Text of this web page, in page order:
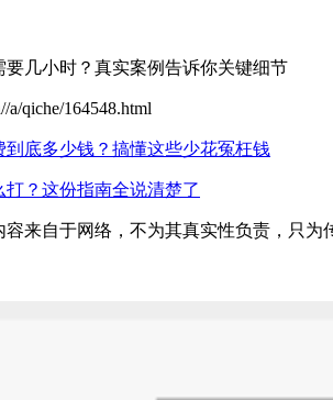
几小时？真实案例告诉你关键细节
a/qiche/164548.html
到底多少钱？搞懂这些少花冤枉钱
打？这份指南全说清楚了
来自于网络，不为其真实性负责，只为